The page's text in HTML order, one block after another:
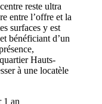
reste ultra
entre l’offre et la
surfaces y est
bénéficiant d’un
Hauts-
à une locatèle
1 an